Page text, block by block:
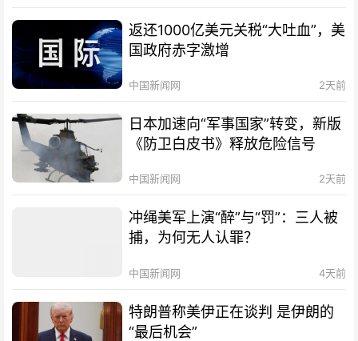
返还1000亿美元关税“大吐血”，美
国政府赤字激增
中国新闻网 2天前
日本加速向“军事国家”转变，新版
《防卫白皮书》释放危险信号
中国新闻网 2天前
冲绳美军上演“醉”与“罚”：三人被
捕，为何无人认罪？
中国新闻网 4天前
特朗普称美伊正在谈判 是伊朗的
“最后机会”